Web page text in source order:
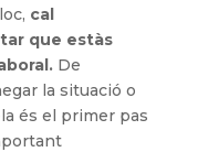
cal
que estàs
De
la situació o
és el primer pas